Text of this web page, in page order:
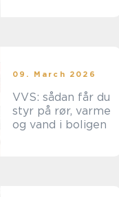
09. March 2026
VVS: sådan får du
styr på rør, varme
og vand i boligen